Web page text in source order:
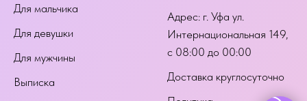
Для мальчика
Для девушки
Для мужчины
Выписка
Адрес: г. Уфа ул.
Интернациональная 149,
с 08:00 до 00:00
Доставка круглосуточно